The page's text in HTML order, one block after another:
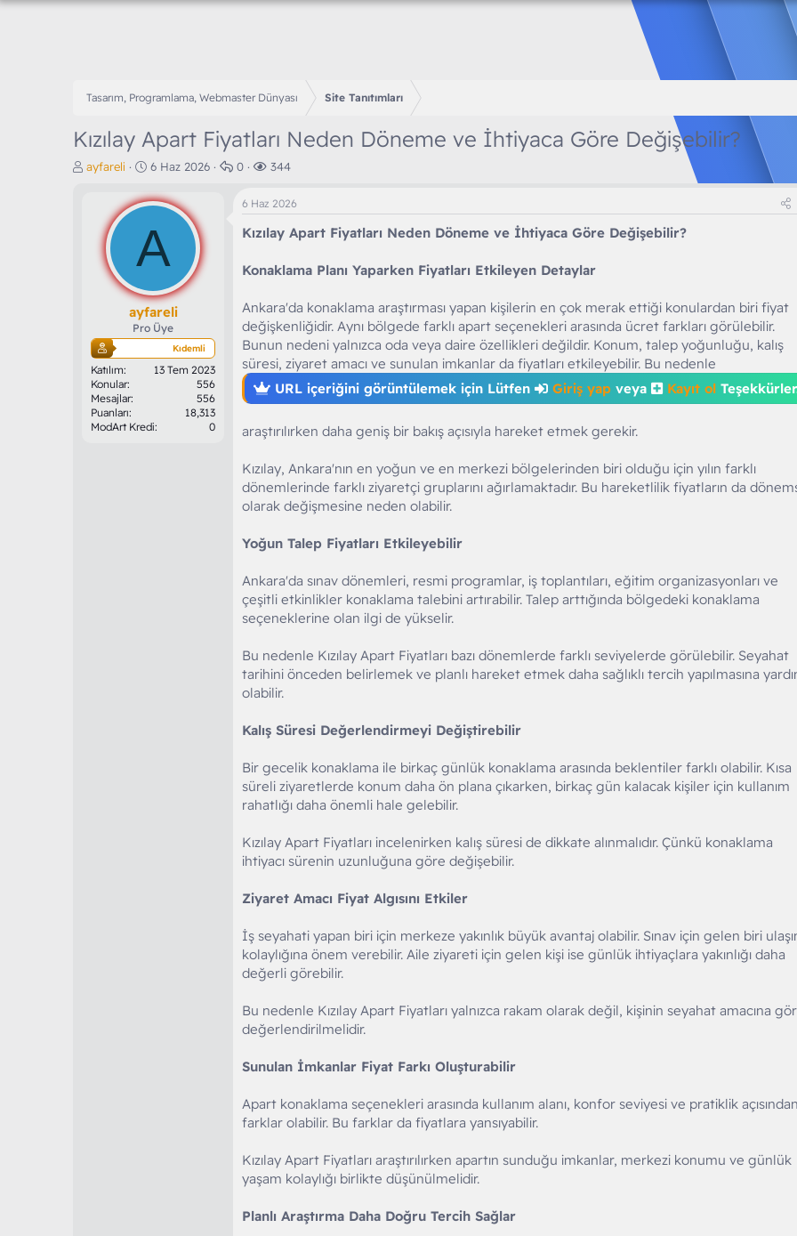
Tasarım, Programlama, Webmaster Dünyası Site Tanıtımları
Kızılay Apart Fiyatları Neden Döneme ve İhtiyaca Göre Değişebilir?
K
a
n
ayfareli
B
ş
a
n
ç
t
a
r
i
h
6 Haz 2026
C
0
G
r
ü
n
l
m
e
344
A
ayfareli
Pro Üye
Kıdemli
Katılım
13 Tem 2023
Konular
556
Mesajlar
556
Puanları
18,313
ModArt Kredi
0
6 Haz 2026
Kızılay Apart Fiyatları Neden Döneme ve İhtiyaca Göre Değişebilir?
Konaklama Planı Yaparken Fiyatları Etkileyen Detaylar
Ankara'da konaklama araştırması yapan kişilerin en çok merak ettiği konulardan biri fiyat
değişkenliğidir. Aynı bölgede farklı apart seçenekleri arasında ücret farkları görülebilir.
Bunun nedeni yalnızca oda veya daire özellikleri değildir. Konum, talep yoğunluğu, kalış
süresi, ziyaret amacı ve sunulan imkanlar da fiyatları etkileyebilir. Bu nedenle
URL içeriğini görüntülemek için Lütfen
Giriş yap veya Kayıt ol
araştırılırken daha geniş bir bakış açısıyla hareket etmek gerekir.
Kızılay, Ankara'nın en yoğun ve en merkezi bölgelerinden biri olduğu için yılın farklı
dönemlerinde farklı ziyaretçi gruplarını ağırlamaktadır. Bu hareketlilik fiyatların da
olarak değişmesine neden olabilir.
Yoğun Talep Fiyatları Etkileyebilir
Ankara'da sınav dönemleri, resmi programlar, iş toplantıları, eğitim organizasyonları ve
çeşitli etkinlikler konaklama talebini artırabilir. Talep arttığında bölgedeki konaklama
seçeneklerine olan ilgi de yükselir.
Bu nedenle Kızılay Apart Fiyatları bazı dönemlerde farklı seviyelerde görülebilir. Seyahat
tarihini önceden belirlemek ve planlı hareket etmek daha sağlıklı tercih yapılmasına
olabilir.
Kalış Süresi Değerlendirmeyi Değiştirebilir
Bir gecelik konaklama ile birkaç günlük konaklama arasında beklentiler farklı olabilir. Kısa
süreli ziyaretlerde konum daha ön plana çıkarken, birkaç gün kalacak kişiler için kullanım
rahatlığı daha önemli hale gelebilir.
Kızılay Apart Fiyatları incelenirken kalış süresi de dikkate alınmalıdır. Çünkü konaklama
ihtiyacı sürenin uzunluğuna göre değişebilir.
Ziyaret Amacı Fiyat Algısını Etkiler
İş seyahati yapan biri için merkeze yakınlık büyük avantaj olabilir. Sınav için gelen biri
kolaylığına önem verebilir. Aile ziyareti için gelen kişi ise günlük ihtiyaçlara yakınlığı daha
değerli görebilir.
Bu nedenle Kızılay Apart Fiyatları yalnızca rakam olarak değil, kişinin seyahat amacına
değerlendirilmelidir.
Sunulan İmkanlar Fiyat Farkı Oluşturabilir
Apart konaklama seçenekleri arasında kullanım alanı, konfor seviyesi ve pratiklik açısından
farklar olabilir. Bu farklar da fiyatlara yansıyabilir.
Kızılay Apart Fiyatları araştırılırken apartın sunduğu imkanlar, merkezi konumu ve günlük
yaşam kolaylığı birlikte düşünülmelidir.
Planlı Araştırma Daha Doğru Tercih Sağlar